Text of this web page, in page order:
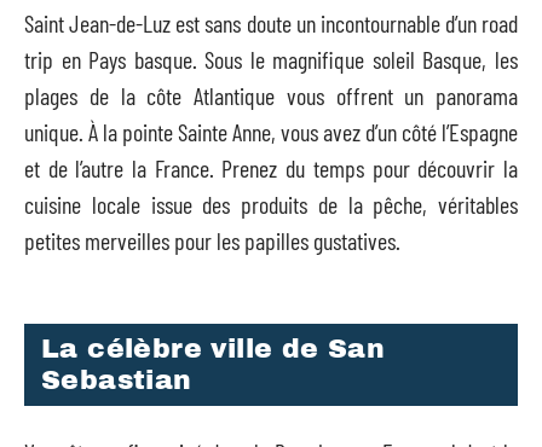
Saint Jean-de-Luz est sans doute un incontournable d’un road
trip en Pays basque. Sous le magnifique soleil Basque, les
plages de la côte Atlantique vous offrent un panorama
unique. À la pointe Sainte Anne, vous avez d’un côté l’Espagne
et de l’autre la France. Prenez du temps pour découvrir la
cuisine locale issue des produits de la pêche, véritables
petites merveilles pour les papilles gustatives.
La célèbre ville de San
Sebastian